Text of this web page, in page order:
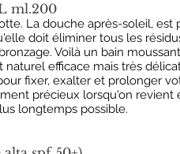
ml.200
La douche après-soleil, est
doit éliminer tous les
Voilà un bain
efficace mais très
fixer, exalter et prolonger
précieux lorsqu'on revient
longtemps possible.